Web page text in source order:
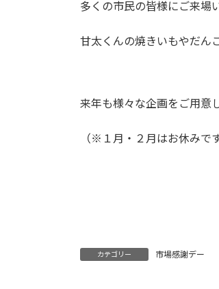
多くの市民の皆様にご来場
甘太くんの焼きいもやだん
来年も様々な企画をご用意
（※１月・２月はお休みで
カテゴリー 市場感謝デー